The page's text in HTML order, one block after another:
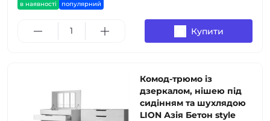
в наявності популярний
Купити
Комод-трюмо із
дзеркалом, нішею під
сидінням та шухлядою
LION Азія Бетон style